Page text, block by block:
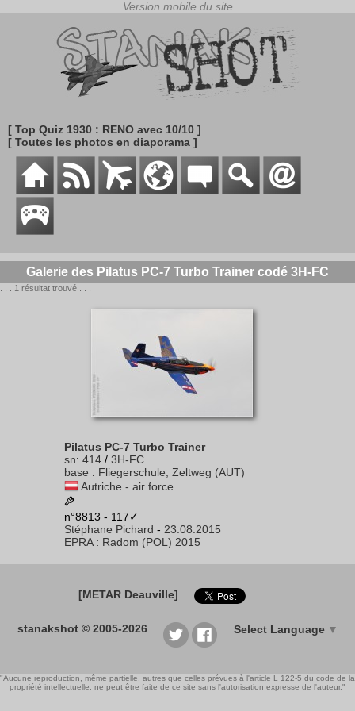
[ Top Quiz 1930 : RENO avec 10/10 ]
[ Toutes les photos en diaporama ]
Galerie des Pilatus PC-7 Turbo Trainer codé 3H-FC
. . . 1 résultat trouvé . . .
Pilatus PC-7 Turbo Trainer
sn: 414 / 3H-FC
base : Fliegerschule, Zeltweg (AUT)
Autriche - air force
n°8813 - 117✓
Stéphane Pichard - 23.08.2015
EPRA: Radom (POL) 2015
[METAR Deauville]
stanakshot © 2005-2026 Select Language ▼
"Aucune reproduction, même partielle, autres que celles prévues à l'article L 122-5 du code de la
propriété intellectuelle, ne peut être faite de ce site sans l'autorisation expresse de l'auteur."